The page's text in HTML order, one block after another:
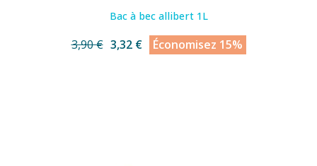
Bac à bec allibert 1L
3,90 € 3,32 € Économisez 15%